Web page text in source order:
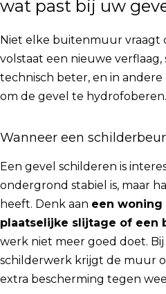
wat past bij uw
Niet elke buitenmuur vraagt
volstaat een nieuwe verflaag,
technisch beter, en in
om de gevel te hydrofoberen.
Wanneer een
Een gevel schilderen is
ondergrond stabiel is, maar
heeft. Denk aan een
plaatselijke slijtage of een
werk niet meer goed doet.
schilderwerk krijgt de muur
extra bescherming tegen